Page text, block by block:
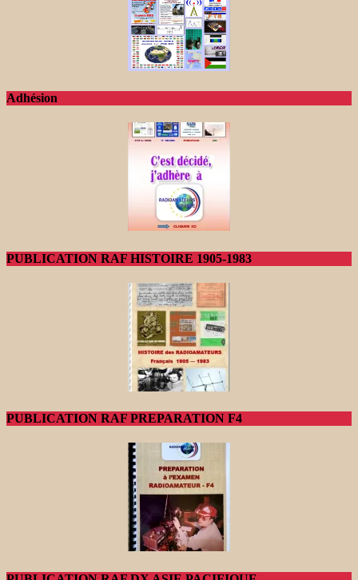
Adhésion
PUBLICATION RAF HISTOIRE 1905-1983
PUBLICATION RAF PREPARATION F4